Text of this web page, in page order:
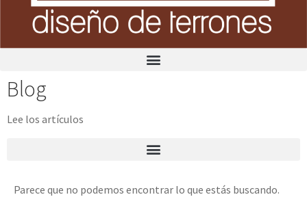
Blog
Lee los artículos
Parece que no podemos encontrar lo que estás buscando.